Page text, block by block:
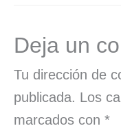
Deja un
Tu dirección de
publicada. Los
marcados con *